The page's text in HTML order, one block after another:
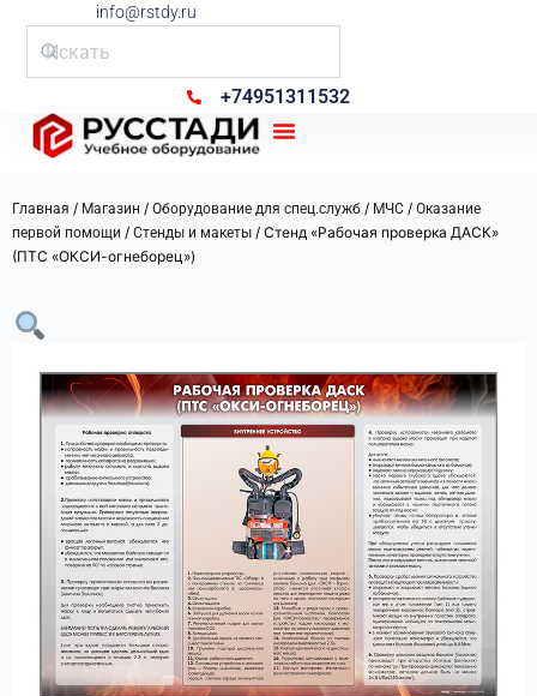
info@rstdy.ru
+74951311532
Главная / Магазин / Оборудование для спец.служб / МЧС / Оказание
первой помощи / Стенды и макеты / Стенд «Рабочая проверка ДАСК»
(ПТС «ОКСИ-огнеборец»)